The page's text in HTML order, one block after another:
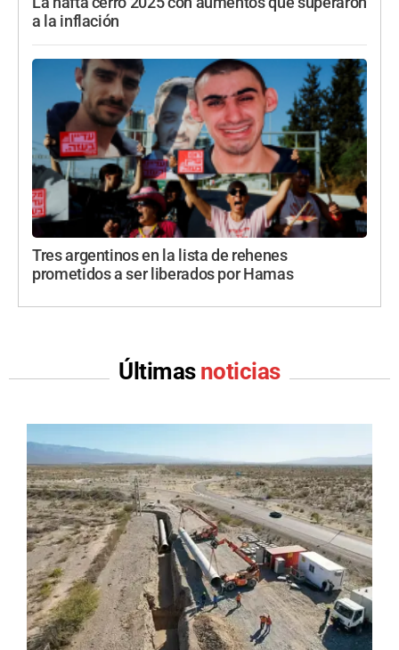
a la inflación
Tres argentinos en la lista de rehenes
prometidos a ser liberados por Hamas
Últimas noticias